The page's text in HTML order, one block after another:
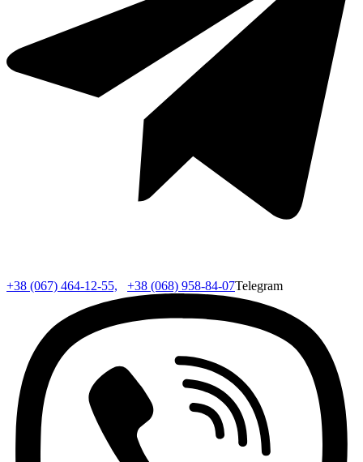
+38 (067) 464-12-55, +38 (068) 958-84-07Telegram